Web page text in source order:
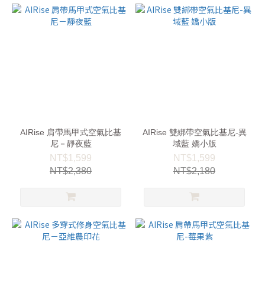
AIRise 肩帶馬甲式空氣比基
尼－靜夜藍
NT$1,599
NT$2,380
AIRise 雙綁帶空氣比基尼-異
域藍 嬌小版
NT$1,599
NT$2,180